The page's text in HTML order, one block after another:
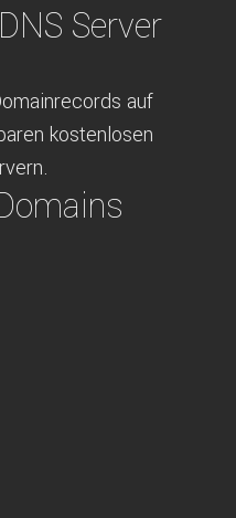
Server
auf
kostenlosen
inklusive
verfügbare